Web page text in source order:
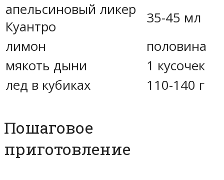
апельсиновый ликер
Куантро
35-45 мл
лимон
половина
мякоть дыни
1 кусочек
лед в кубиках
110-140 г
Пошаговое
приготовление